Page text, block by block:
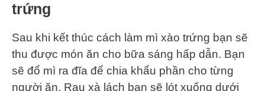
trứng
Sau khi kết thúc cách làm mì xào trứng bạn sẽ
thu được món ăn cho bữa sáng hấp dẫn. Bạn
sẽ đổ mì ra đĩa để chia khẩu phần cho từng
người ăn. Rau xà lách bạn sẽ lót xuống dưới